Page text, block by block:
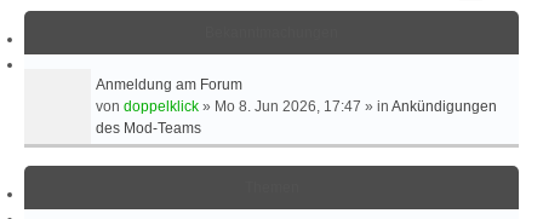
hE
T
T
E
S
C
Anmeldung am Forum
von doppelklick » Mo 8. Jun 2026, 17:47 » in Ankündigungen
des Mod-Teams